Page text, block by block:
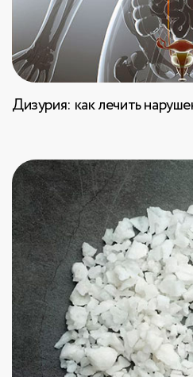
Дизурия: как лечить